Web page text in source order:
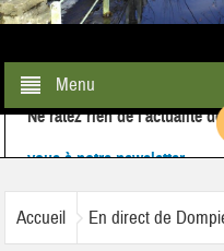
Menu
Ne ratez rien de l'actualité
Retrouvez-nous
Accueil
En direct de